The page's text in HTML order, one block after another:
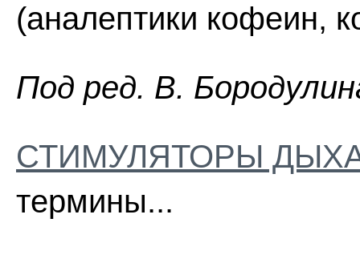
(аналептики кофеин,
Пoд peд. B.
СТИМУЛЯТОРЫ
термины...